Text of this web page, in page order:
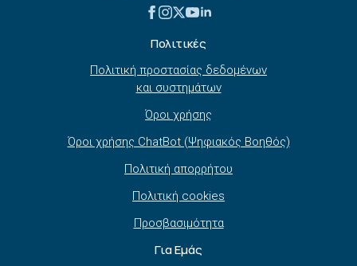
Πολιτικές
Πολιτική προστασίας δεδομένων
και συστημάτων
Όροι χρήσης
Όροι χρήσης ChatBot (Ψηφιακός Βοηθός)
Πολιτική απορρήτου
Πολιτική cookies
Προσβασιμότητα
Για Εμάς